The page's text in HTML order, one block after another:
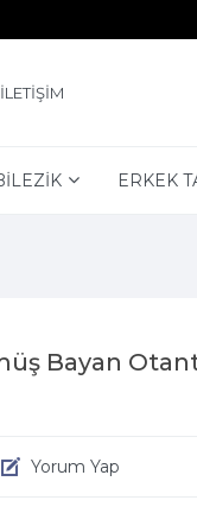
İLETİŞİM
ERKEK
Bayan
Yorum Yap